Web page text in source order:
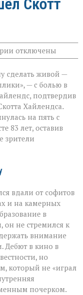
Скотт
к
записи
умел
делать
второстепенное
незабываемым»:
ушёл
Скотт
Хайлендс
отключены
сделать живой —
— с болью в
подтвердив
Хайлендса.
на пять с
83 лет, оставив
зрители
вдали от софитов
и на камерных
в
он не стремился к
внимание
Дебют в кино в
но
который не «играл
почерком.